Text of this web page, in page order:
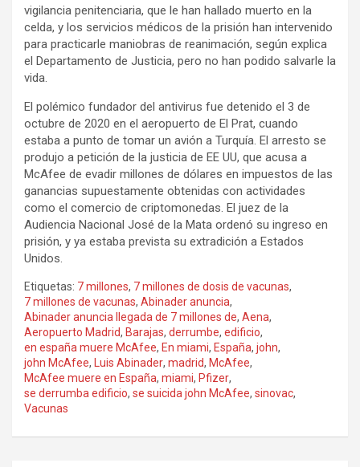
vigilancia penitenciaria, que le han hallado muerto en la
celda, y los servicios médicos de la prisión han intervenido
para practicarle maniobras de reanimación, según explica
el Departamento de Justicia, pero no han podido salvarle la
vida.
El polémico fundador del antivirus fue detenido el 3 de
octubre de 2020 en el aeropuerto de El Prat, cuando
estaba a punto de tomar un avión a Turquía. El arresto se
produjo a petición de la justicia de EE UU, que acusa a
McAfee de evadir millones de dólares en impuestos de las
ganancias supuestamente obtenidas con actividades
como el comercio de criptomonedas. El juez de la
Audiencia Nacional José de la Mata ordenó su ingreso en
prisión, y ya estaba prevista su extradición a Estados
Unidos.
Etiquetas: 7 millones, 7 millones de dosis de vacunas,
7 millones de vacunas, Abinader anuncia,
Abinader anuncia llegada de 7 millones de, Aena,
Aeropuerto Madrid, Barajas, derrumbe, edificio,
en españa muere McAfee, En miami, España, john,
john McAfee, Luis Abinader, madrid, McAfee,
McAfee muere en España, miami, Pfizer,
se derrumba edificio, se suicida john McAfee, sinovac,
Vacunas